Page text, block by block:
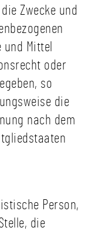
Zwecke und
Mittel
oder
so
die
nach dem
Person,
die